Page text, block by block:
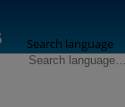
Search language